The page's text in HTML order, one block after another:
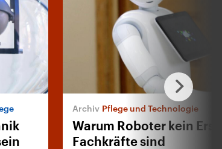
Pflege und Technologie
Warum Roboter kein
Fachkräfte sind